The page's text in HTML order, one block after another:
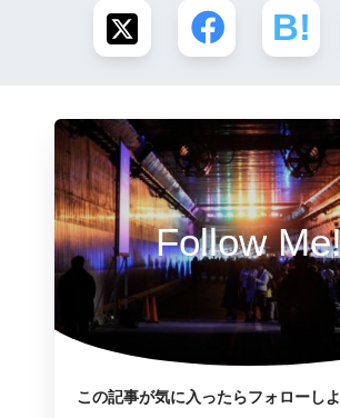
Follow
この記事が気に入ったらフォローし